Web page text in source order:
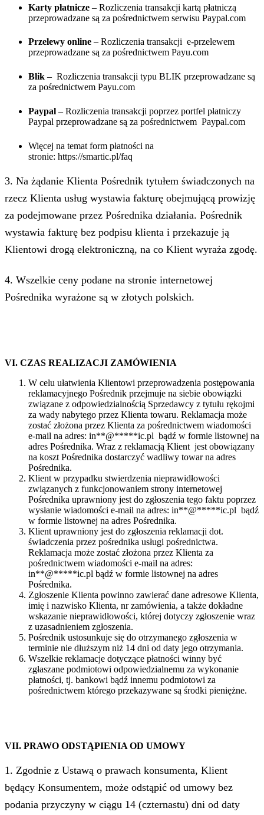
Karty płatnicze – Rozliczenia transakcji kartą płatniczą
przeprowadzane są za pośrednictwem serwisu Paypal.com
Przelewy online – Rozliczenia transakcji e-przelewem
przeprowadzane są za pośrednictwem Payu.com
Blik – Rozliczenia transakcji typu BLIK przeprowadzane są
za pośrednictwem Payu.com
Paypal – Rozliczenia transakcji poprzez portfel płatniczy
Paypal przeprowadzane są za pośrednictwem Paypal.com
Więcej na temat form płatności na
stronie: https://smartic.pl/faq
3. Na żądanie Klienta Pośrednik tytułem świadczonych na
rzecz Klienta usług wystawia fakturę obejmującą prowizję
za podejmowane przez Pośrednika działania. Pośrednik
wystawia fakturę bez podpisu klienta i przekazuje ją
Klientowi drogą elektroniczną, na co Klient wyraża zgodę.
4. Wszelkie ceny podane na stronie internetowej
Pośrednika wyrażone są w złotych polskich.
VI. CZAS REALIZACJI ZAMÓWIENIA
W celu ułatwienia Klientowi przeprowadzenia postępowania
reklamacyjnego Pośrednik przejmuje na siebie obowiązki
związane z odpowiedzialnością Sprzedawcy z tytułu rękojmi
za wady nabytego przez Klienta towaru. Reklamacja może
zostać złożona przez Klienta za pośrednictwem wiadomości
e-mail na adres: in**@*****ic.pl bądź w formie listownej na
adres Pośrednika. Wraz z reklamacją Klient jest obowiązany
na koszt Pośrednika dostarczyć wadliwy towar na adres
Pośrednika.
Klient w przypadku stwierdzenia nieprawidłowości
związanych z funkcjonowaniem strony internetowej
Pośrednika uprawniony jest do zgłoszenia tego faktu poprzez
wysłanie wiadomości e-mail na adres: in**@*****ic.pl bądź
w formie listownej na adres Pośrednika.
Klient uprawniony jest do zgłoszenia reklamacji dot.
świadczenia przez pośrednika usługi pośrednictwa.
Reklamacja może zostać złożona przez Klienta za
pośrednictwem wiadomości e-mail na adres:
in**@*****ic.pl bądź w formie listownej na adres
Pośrednika.
Zgłoszenie Klienta powinno zawierać dane adresowe Klienta,
imię i nazwisko Klienta, nr zamówienia, a także dokładne
wskazanie nieprawidłowości, której dotyczy zgłoszenie wraz
z uzasadnieniem zgłoszenia.
Pośrednik ustosunkuje się do otrzymanego zgłoszenia w
terminie nie dłuższym niż 14 dni od daty jego otrzymania.
Wszelkie reklamacje dotyczące płatności winny być
zgłaszane podmiotowi odpowiedzialnemu za wykonanie
płatności, tj. bankowi bądź innemu podmiotowi za
pośrednictwem którego przekazywane są środki pieniężne.
VII. PRAWO ODSTĄPIENIA OD UMOWY
1. Zgodnie z Ustawą o prawach konsumenta, Klient
będący Konsumentem, może odstąpić od umowy bez
podania przyczyny w ciągu 14 (czternastu) dni od daty